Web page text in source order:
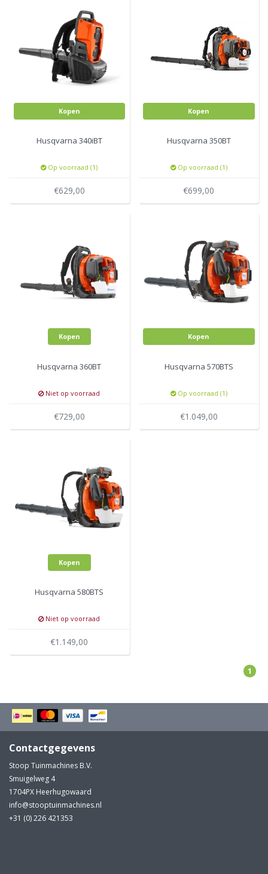
Kopen
Husqvarna 340iBT
Op voorraad (1)
€629,00
Kopen
Husqvarna 350BT
Op voorraad (1)
€699,00
Kopen
Husqvarna 360BT
Niet op voorraad
€729,00
Kopen
Husqvarna 570BTS
Op voorraad (1)
€1.049,00
Kopen
Husqvarna 580BTS
Niet op voorraad
€1.149,00
1
Contactgegevens
Stoop Tuinmachines B.V.
Smuigelweg 4
1704PX Heerhugowaard
info@stooptuinmachines.nl
+31 (0) 226 421353